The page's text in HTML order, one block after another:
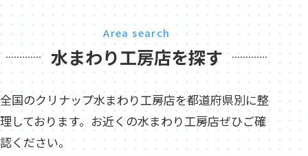
Area search
水まわり工房店を探す
全国のクリナップ水まわり工房店を都道府県別に整
理しております。お近くの水まわり工房店ぜひご確
認ください。